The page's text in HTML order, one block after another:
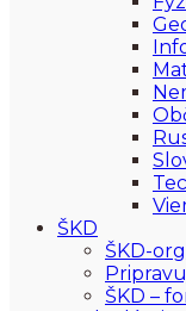
ŠKD
ŠKD-
ŠKD –